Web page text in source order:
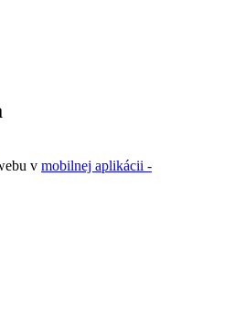
v mobilnej aplikácii -